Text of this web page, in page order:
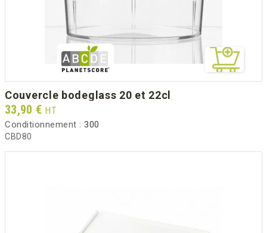
couvercle bodeglass 20 et 22cl
Prix
33,90 € HT
Conditionnement : 300
CBD80